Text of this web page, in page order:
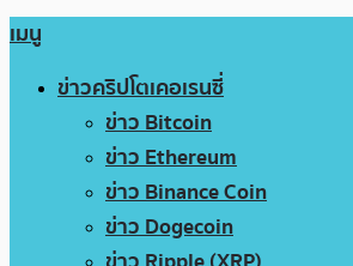
เมนู
ข่าวคริปโตเคอเรนซี่
ข่าว Bitcoin
ข่าว Ethereum
ข่าว Binance Coin
ข่าว Dogecoin